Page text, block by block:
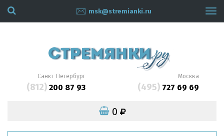
msk@stremianki.ru
Санкт-Петербург
(812) 200 87 93
Москва
(495)727 69 69
0